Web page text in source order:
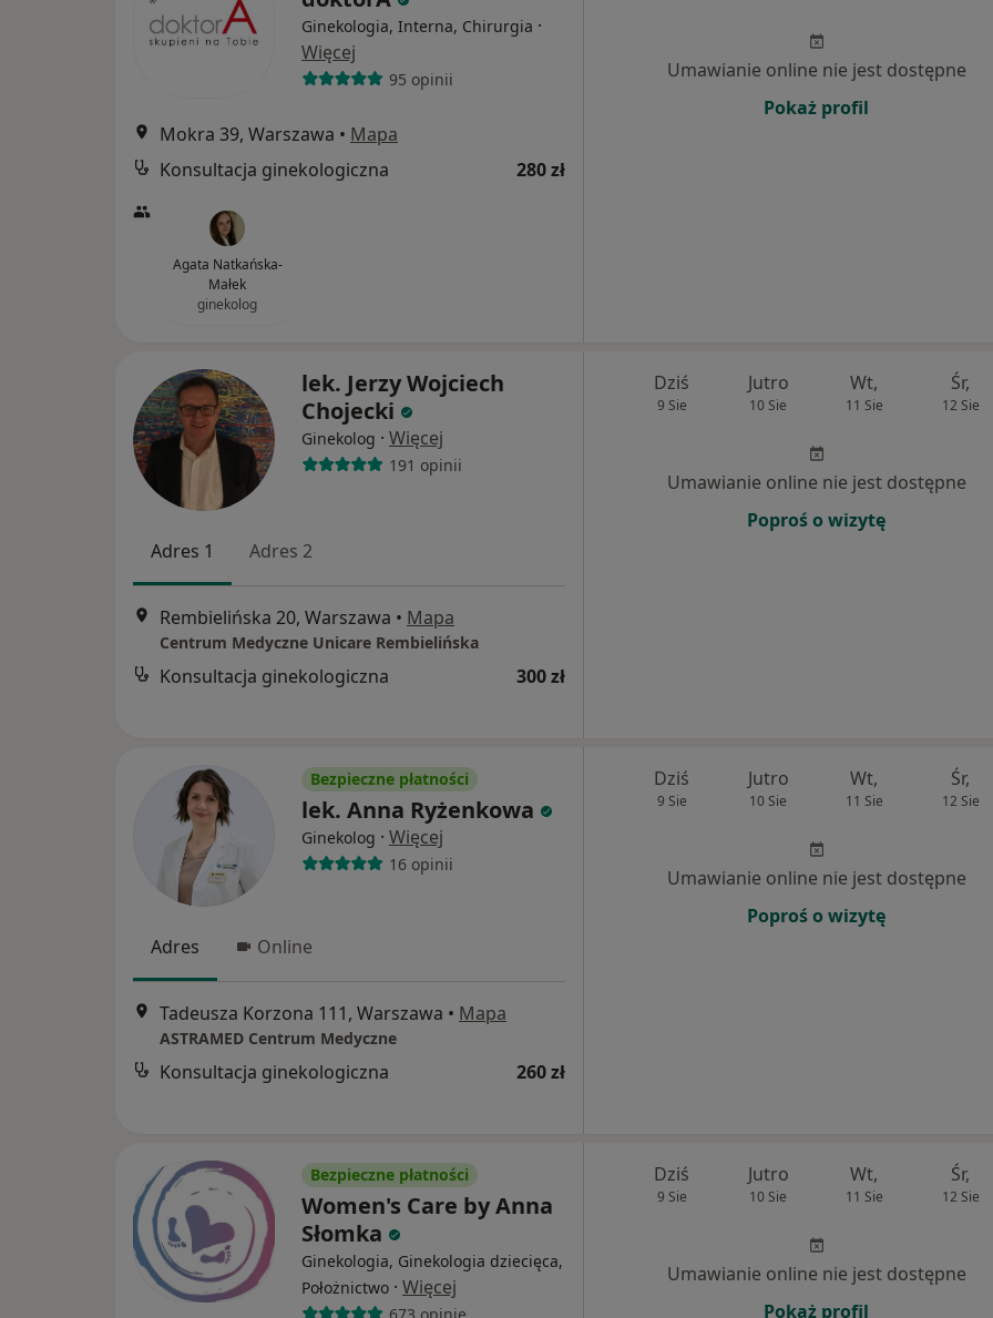
Ginekologia, Interna, Chirurgia ·
Więcej
95 opinii
Mokra 39, Warszawa • Mapa
Konsultacja ginekologiczna
280 zł
Agata Natkańska-
Małek
ginekolog
Umawianie online nie jest dostępne
Pokaż profil
lek. Jerzy Wojciech
Chojecki
Ginekolog · Więcej
191 opinii
Adres 1 Adres 2
Rembielińska 20, Warszawa • Mapa
Centrum Medyczne Unicare Rembielińska
Konsultacja ginekologiczna 300 zł
Dziś
9 Sie
Jutro
10 Sie
Wt,
11 Sie
Śr,
12 Sie
Umawianie online nie jest dostępne
Poproś o wizytę
Bezpieczne płatności
lek. Anna Ryżenkowa
Ginekolog · Więcej
16 opinii
Adres Online
Tadeusza Korzona 111, Warszawa • Mapa
ASTRAMED Centrum Medyczne
Konsultacja ginekologiczna 260 zł
Dziś
9 Sie
Jutro
10 Sie
Wt,
11 Sie
Śr,
12 Sie
Umawianie online nie jest dostępne
Poproś o wizytę
Bezpieczne płatności
Women's Care by Anna
Słomka
Ginekologia, Ginekologia dziecięca,
Położnictwo · Więcej
673 opinie
Dziś
9 Sie
Jutro
10 Sie
Wt,
11 Sie
Śr,
12 Sie
Umawianie online nie jest dostępne
Pokaż profil